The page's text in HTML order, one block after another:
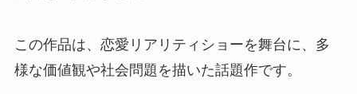
この作品は、恋愛リアリティショーを舞台に、多
様な価値観や社会問題を描いた話題作です。